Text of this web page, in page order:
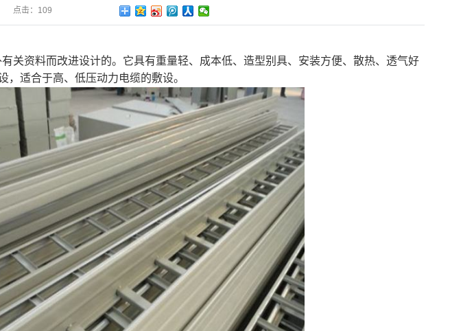
点击： 109
关资料而改进设计的。它具有重量轻、成本低、造型别具、安装方便、散热、透气好
适合于高、低压动力电缆的敷设。